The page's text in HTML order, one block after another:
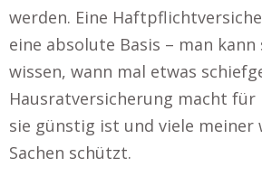
werden. Eine
eine absolute Basis – man
wissen, wann mal etwas
Hausratversicherung macht für
sie günstig ist und viele meiner
Sachen schützt.